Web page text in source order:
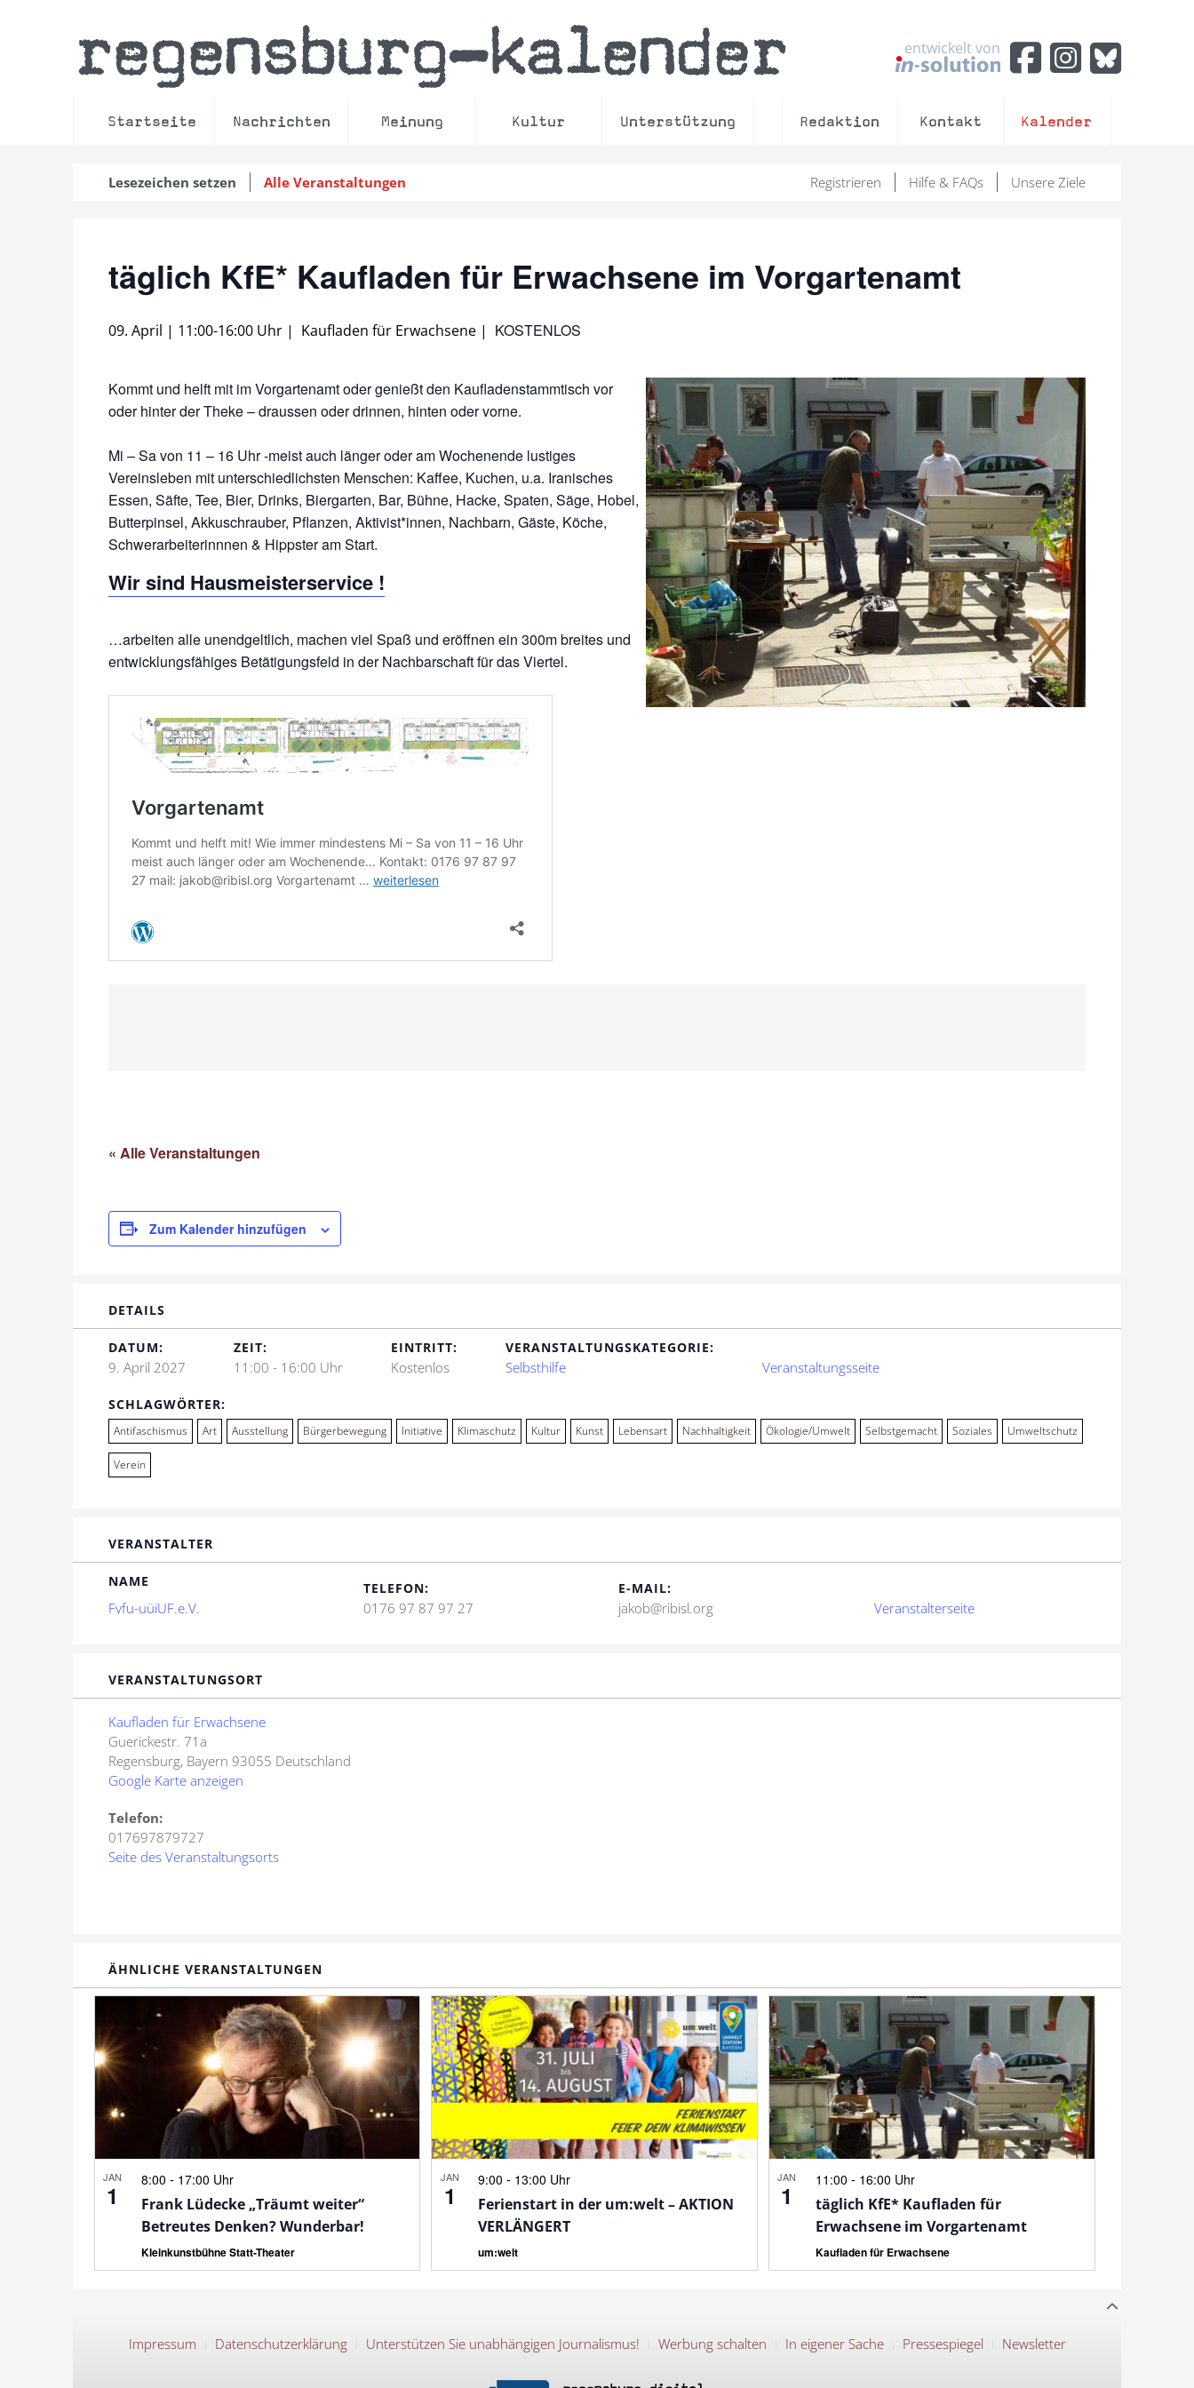
regensburg–kalender entwickelt von
Startseite Nachrichten Meinung Kultur Unterstützung Redaktion Kontakt Kalender
Lesezeichen setzen Alle Veranstaltungen Unsere Ziele
Hilfe & FAQs
Registrieren
täglich KfE* Kaufladen für Erwachsene im Vorgartenamt
09. April | 11:00-16:00 Uhr | Kaufladen für Erwachsene | KOSTENLOS
Kommt und helft mit im Vorgartenamt oder genießt den Kaufladenstammtisch vor
oder hinter der Theke – draussen oder drinnen, hinten oder vorne.
Mi – Sa von 11 – 16 Uhr -meist auch länger oder am Wochenende lustiges
Vereinsleben mit unterschiedlichsten Menschen: Kaffee, Kuchen, u.a. Iranisches
Essen, Säfte, Tee, Bier, Drinks, Biergarten, Bar, Bühne, Hacke, Spaten, Säge, Hobel,
Butterpinsel, Akkuschrauber, Pflanzen, Aktivist*innen, Nachbarn, Gäste, Köche,
Wir sind Hausmeisterservice !
…arbeiten alle unendgeltlich, machen viel Spaß und eröffnen ein 300m breites und
entwicklungsfähiges Betätigungsfeld in der Nachbarschaft für das Viertel.
« Alle Veranstaltungen
Zum Kalender hinzufügen
DETAILS
DATUM:
9. April 2027
ZEIT:
11:00 - 16:00 Uhr
EINTRITT:
Kostenlos
VERANSTALTUNGSKATEGORIE:
Selbsthilfe Veranstaltungsseite
SCHLAGWÖRTER:
Antifaschismus Art Ausstellung Bürgerbewegung Initiative Klimaschutz Kultur Kunst Lebensart Nachhaltigkeit Ökologie/Umwelt Selbstgemacht Soziales Umweltschutz
Verein
VERANSTALTER
NAME
Fvfu-uüiUF.e.V.
TELEFON:
0176 97 87 97 27
E-MAIL:
jakob@ribisl.org Veranstalterseite
VERANSTALTUNGSORT
Kaufladen für Erwachsene
Guerickestr. 71a
Regensburg, Bayern 93055 Deutschland
Google Karte anzeigen
Telefon:
017697879727
Seite des Veranstaltungsorts
ÄHNLICHE VERANSTALTUNGEN
JAN
1
8:00 - 17:00 Uhr
Frank Lüdecke „Träumt weiter“
Betreutes Denken? Wunderbar!
Kleinkunstbühne Statt-Theater
JAN
1
9:00- 13:00 Uhr
Ferienstart in der um:welt – AKTION
VERLÄNGERT
um:welt
JAN
1
11:00 - 16:00 Uhr
täglich KfE* Kaufladen für
Erwachsene im Vorgartenamt
Kaufladen für Erwachsene
Impressum Datenschutzerklärung Unterstützen Sie unabhängigen Journalismus! Werbung schalten In eigener Sache Pressespiegel Newsletter